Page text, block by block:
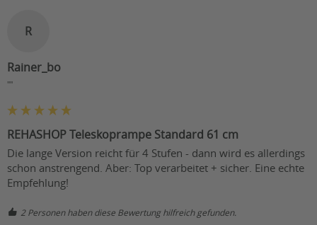
R
Rainer_bo
""
REHASHOP Teleskoprampe Standard 61 cm
Die lange Version reicht für 4 Stufen - dann wird es allerdings
schon anstrengend. Aber: Top verarbeitet + sicher. Eine echte
Empfehlung!
2 Personen haben diese Bewertung hilfreich gefunden.